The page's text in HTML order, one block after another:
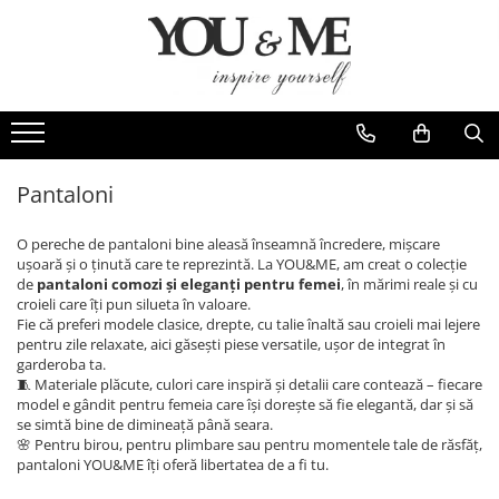
Bluze si camasi
Pantaloni
Geci si jachete
Rochii de eveniment
Compleuri si costume
Salopete
Tricouri si topuri
Fuste
Sacouri
Vesta
Genti
Esarfe
Coliere si brose
Pantaloni
O pereche de pantaloni bine aleasă înseamnă încredere, mișcare
ușoară și o ținută care te reprezintă. La YOU&ME, am creat o colecție
de pantaloni comozi și eleganți pentru femei, în mărimi reale și cu
croieli care îți pun silueta în valoare.
Fie că preferi modele clasice, drepte, cu talie înaltă sau croieli mai lejere
pentru zile relaxate, aici găsești piese versatile, ușor de integrat în
garderoba ta.
🧵 Materiale plăcute, culori care inspiră și detalii care contează – fiecare
model e gândit pentru femeia care își dorește să fie elegantă, dar și să
se simtă bine de dimineață până seara.
🌸 Pentru birou, pentru plimbare sau pentru momentele tale de răsfăț,
pantaloni YOU&ME îți oferă libertatea de a fi tu.